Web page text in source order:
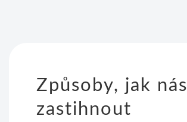
Způsoby, jak nás
zastihnout